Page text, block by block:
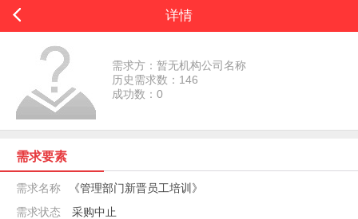
详情
需求方：暂无机构公司名称
历史需求数：146
成功数：0
需求要素
需求名称
《管理部门新晋员工培训》
需求状态
采购中止